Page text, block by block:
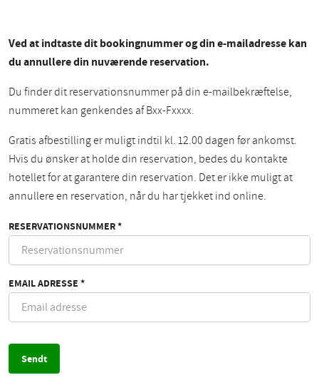
Ved at indtaste dit bookingnummer og din e-mailadresse kan
du annullere din nuværende reservation.
Du finder dit reservationsnummer på din e-mailbekræftelse,
nummeret kan genkendes af Bxx-Fxxxx.
Gratis afbestilling er muligt indtil kl. 12.00 dagen før ankomst.
Hvis du ønsker at holde din reservation, bedes du kontakte
hotellet for at garantere din reservation. Det er ikke muligt at
annullere en reservation, når du har tjekket ind online.
RESERVATIONSNUMMER *
EMAIL ADRESSE *